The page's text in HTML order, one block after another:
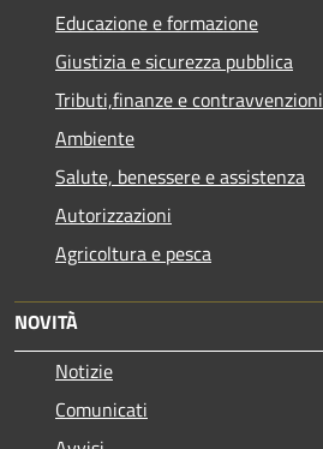
Educazione e formazione
Giustizia e sicurezza pubblica
Tributi,finanze e contravvenzioni
Ambiente
Salute, benessere e assistenza
Autorizzazioni
Agricoltura e pesca
NOVITÀ
Notizie
Comunicati